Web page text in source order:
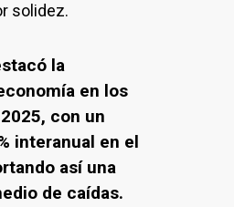
solidez.
la
en los
con un
interanual en el
así una
de caídas.